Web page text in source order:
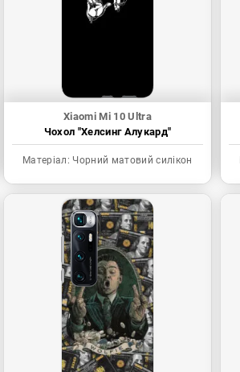
Xiaomi Mi 10 Ultra
Чохол "Хелсинг Алукард"
Матеріал: Чорний матовий силікон